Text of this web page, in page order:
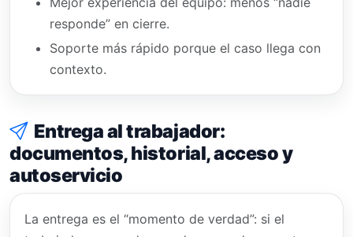
responde” en cierre.
Soporte más rápido porque el caso llega con
contexto.
Entrega al trabajador:
documentos, historial, acceso y
autoservicio
La entrega es el “momento de verdad”: si el